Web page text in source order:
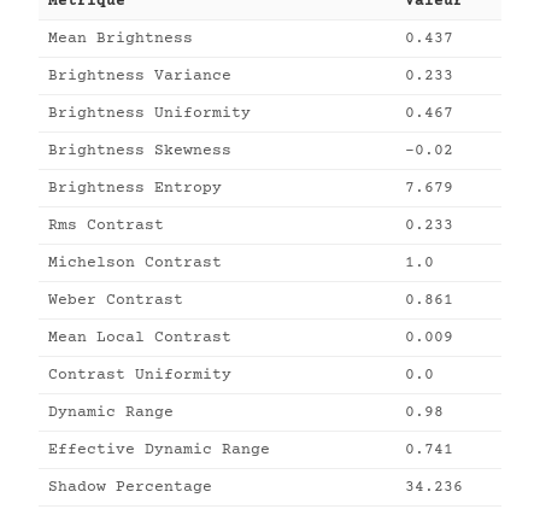
Mean Brightness 0.437
Brightness Variance 0.233
Brightness Uniformity 0.467
Brightness Skewness -0.02
Brightness Entropy 7.679
Rms Contrast 0.233
Michelson Contrast 1.0
Weber Contrast 0.861
Mean Local Contrast 0.009
Contrast Uniformity 0.0
Dynamic Range 0.98
Effective Dynamic Range 0.741
Shadow Percentage 34.236